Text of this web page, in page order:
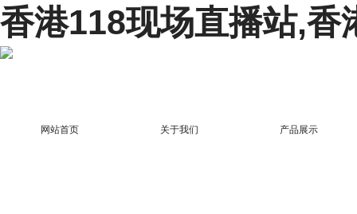
香港118现场直播站,香
网站首页 关于我们 产品展示